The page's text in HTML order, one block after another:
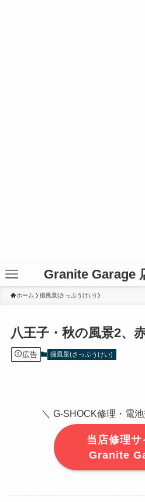
Granite Garage
ホーム 撮風景(さっぷうけい)
八王子・秋の風景2、
広告 撮風景(さっぷうけい)
＼ G-SHOCK修理・電
当店修理サ
Granite